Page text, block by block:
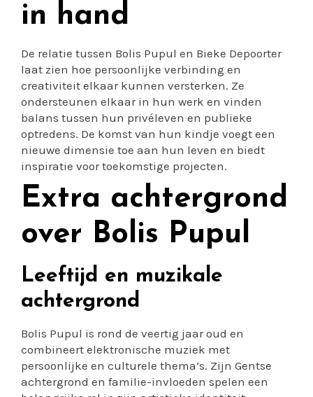
in hand
De relatie tussen Bolis Pupul en Bieke Depoorter
laat zien hoe persoonlijke verbinding en
creativiteit elkaar kunnen versterken. Ze
ondersteunen elkaar in hun werk en vinden
balans tussen hun privéleven en publieke
optredens. De komst van hun kindje voegt een
nieuwe dimensie toe aan hun leven en biedt
inspiratie voor toekomstige projecten.
Extra achtergrond
over Bolis Pupul
Leeftijd en muzikale
achtergrond
Bolis Pupul is rond de veertig jaar oud en
combineert elektronische muziek met
persoonlijke en culturele thema’s. Zijn Gentse
achtergrond en familie-invloeden spelen een